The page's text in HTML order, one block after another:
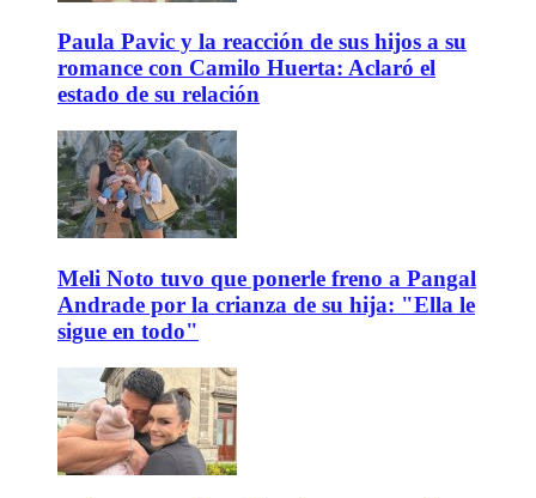
Paula Pavic y la reacción de sus hijos a su
romance con Camilo Huerta: Aclaró el
estado de su relación
Meli Noto tuvo que ponerle freno a Pangal
Andrade por la crianza de su hija: "Ella le
sigue en todo"